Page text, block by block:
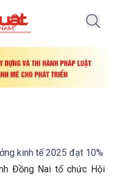
kinh tế 2025 đạt 10%
Đồng Nai tổ chức Hội